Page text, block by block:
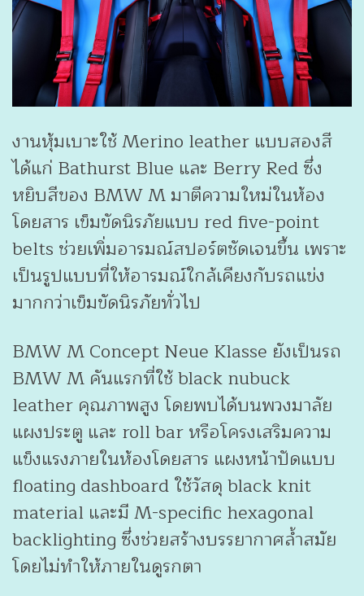
งานหุ้มเบาะใช้ Merino leather แบบสองสี
ได้แก่ Bathurst Blue และ Berry Red ซึ่ง
หยิบสีของ BMW M มาตีความใหม่ในห้อง
โดยสาร เข็มขัดนิรภัยแบบ red five-point
belts ช่วยเพิ่มอารมณ์สปอร์ตชัดเจนขึ้น เพราะ
เป็นรูปแบบที่ให้อารมณ์ใกล้เคียงกับรถแข่ง
มากกว่าเข็มขัดนิรภัยทั่วไป
BMW M Concept Neue Klasse ยังเป็นรถ
BMW M คันแรกที่ใช้ black nubuck
leather คุณภาพสูง โดยพบได้บนพวงมาลัย
แผงประตู และ roll bar หรือโครงเสริมความ
แข็งแรงภายในห้องโดยสาร แผงหน้าปัดแบบ
floating dashboard ใช้วัสดุ black knit
material และมี M-specific hexagonal
backlighting ซึ่งช่วยสร้างบรรยากาศล้ำสมัย
โดยไม่ทำให้ภายในดูรกตา